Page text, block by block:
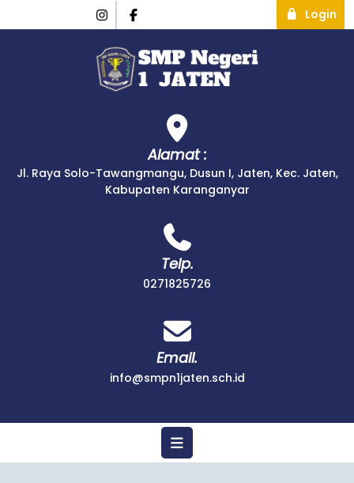
Login
Alamat :
Jl. Raya Solo-Tawangmangu, Dusun I, Jaten, Kec. Jaten,
Kabupaten Karanganyar
Telp.
0271825726
Email.
info@smpn1jaten.sch.id